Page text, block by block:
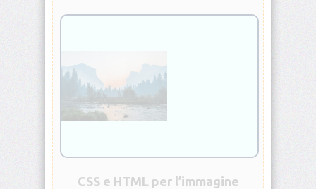
animation-
timing-
function
aspect-
ratio
backdrop-
filter
backface-
visibility CSS e HTML per l’immagine